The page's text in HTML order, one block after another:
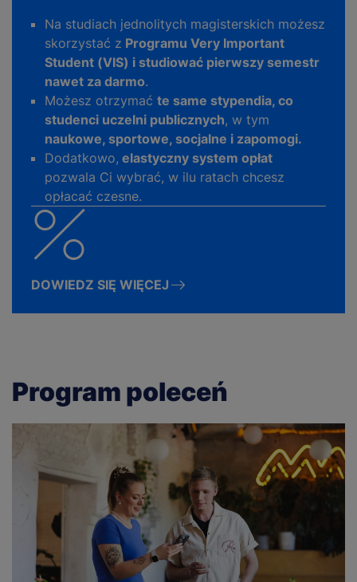
Na studiach jednolitych magisterskich możesz
skorzystać z Programu Very Important
Student (VIS) i studiować pierwszy semestr
nawet za darmo.
Możesz otrzymać te same stypendia, co
studenci uczelni publicznych, w tym
naukowe, sportowe, socjalne i zapomogi.
Dodatkowo, elastyczny system opłat
pozwala Ci wybrać, w ilu ratach chcesz
opłacać czesne.
DOWIEDZ SIĘ WIĘCEJ
Program poleceń